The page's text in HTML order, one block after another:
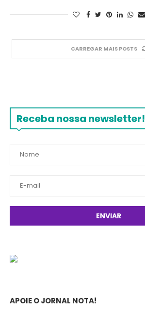
CARREGAR MAIS POSTS
Receba nossa newsletter!
APOIE O JORNAL NOTA!